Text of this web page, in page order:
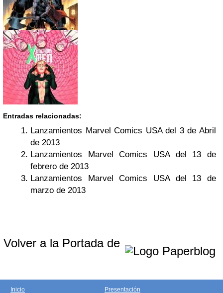
Entradas relacionadas:
Lanzamientos Marvel Comics USA del 3 de Abril
de 2013
Lanzamientos Marvel Comics USA del 13 de
febrero de 2013
Lanzamientos Marvel Comics USA del 13 de
marzo de 2013
Volver a la Portada de
Inicio Presentación